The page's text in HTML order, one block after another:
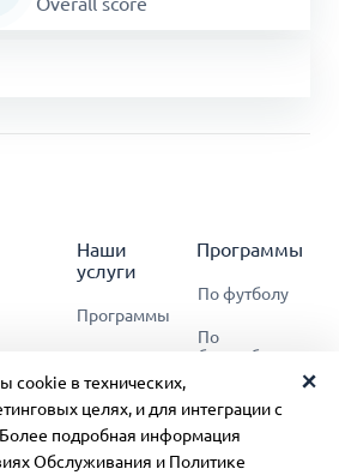
Наши
услуги
Программы
Программы
По футболу
По
баскетболу
cookie в технических,
целях, и для интеграции с
подробная информация
Обслуживания и Политике